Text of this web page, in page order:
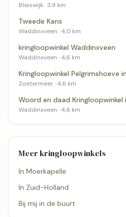
Bleiswijk · 3,9 km
Tweede Kans
Waddinxveen · 4,0 km
kringloopwinkel Waddinxveen
Waddinxveen · 4,6 km
Kringloopwinkel Pelgrimshoeve
Zoetermeer · 4,6 km
Woord en daad Kringloopwinkel
Waddinxveen · 4,8 km
Meer kringloopwinkels
In Moerkapelle
In Zuid-Holland
Bij mij in de buurt